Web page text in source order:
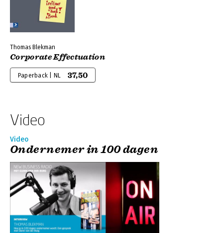
Thomas Blekman
Corporate Effectuation
Paperback | NL 37,50
Video
Video
Ondernemer in 100 dagen